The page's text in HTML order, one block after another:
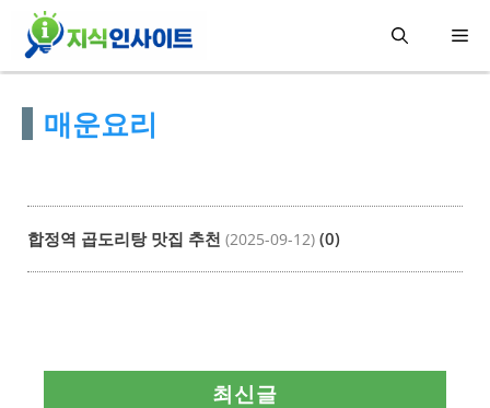
메
매운요리
합정역 곱도리탕 맛집 추천 (2025-09-12) (0)
최신글